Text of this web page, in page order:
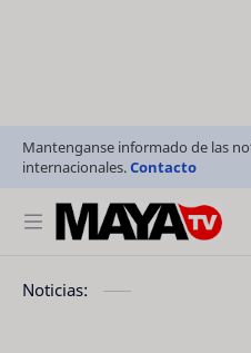
Mantenganse informado de las
internacionales.Contacto
Noticias: